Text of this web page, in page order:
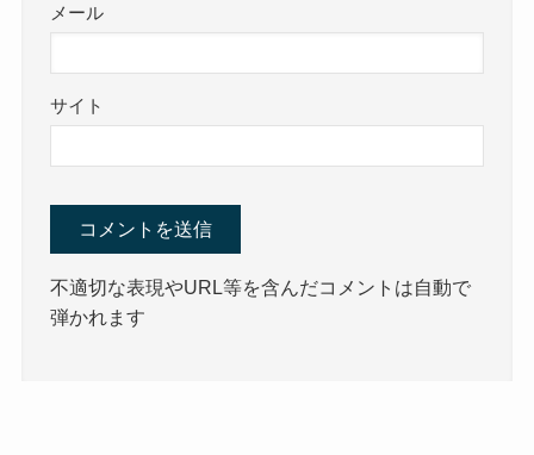
メール
サイト
不適切な表現やURL等を含んだコメントは自動で
弾かれます